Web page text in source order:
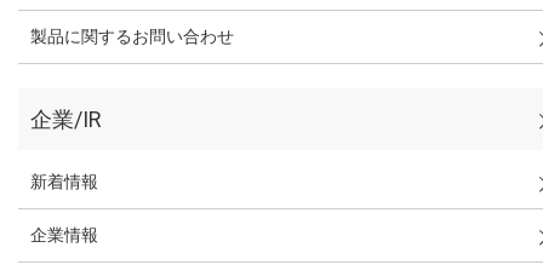
製品に関するお問い合わせ
企業/IR
新着情報
企業情報